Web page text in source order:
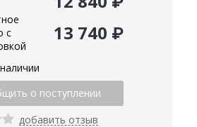
с
13 740 ₽
добавить отзыв